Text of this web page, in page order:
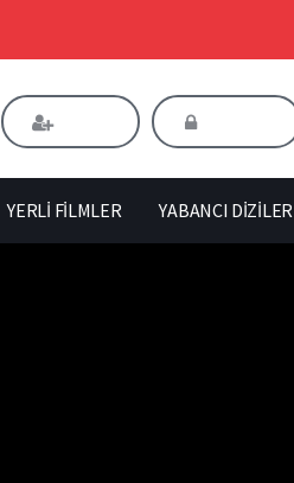
YERLİ FİLMLER YABANCI DİZİLER